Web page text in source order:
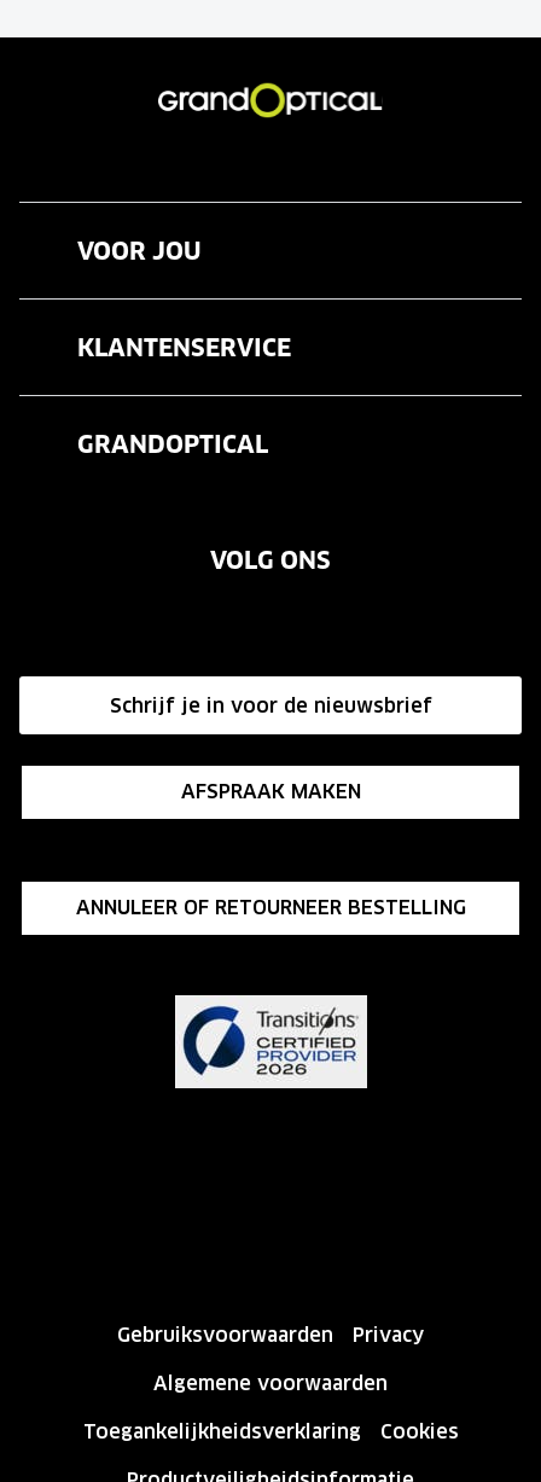
VOOR JOU
KLANTENSERVICE
Annuleer of retourneer een bestelling
GRANDOPTICAL
Influencer programma
VOLG ONS
Schrijf je in voor de nieuwsbrief
AFSPRAAK MAKEN
ANNULEER OF RETOURNEER BESTELLING
Gebruiksvoorwaarden
Privacy
Algemene voorwaarden
Toegankelijkheidsverklaring
Cookies